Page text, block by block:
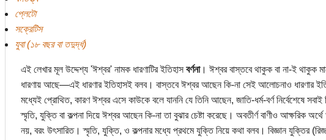
প্লেটো
সক্রেটিস
যুবা (১৮ বছর বা তদুর্দ্ধ)
এই লেখার মূল উদ্দেশ্য 'ঈশ্বর' নামক ধারণাটির ইতিহাস বর্ণনা। ঈশ্বর বাস্তবে থাকুক বা না-ই থাকুক
ধারণায় আছে—এই ধারণার ইতিহাসই বলব। বাস্তবে ঈশ্বর আছেন কি-না সেই আলোচনাও ধারণার
মধ্যেই প্রোথিত, কারণ ঈশ্বর এসে কাউকে বলে যাননি যে তিনি আছেন, জাতি-ধর্ম-বর্ণ নির্বেশেষে সবাই
স্মৃতি, যুক্তি বা কল্পনা দিয়ে ঈশ্বর আছেন কি-না তা বুঝার চেষ্টা করেছে। অবতীর্ণ বাণীও আক্ষরিক অর্থে
নয়, বরং উৎসারিত। স্মৃতি, যুক্তি, ও কল্পনার মধ্যে প্রথমে যুক্তি নিয়ে কথা বলব। বিজ্ঞান যুক্তির